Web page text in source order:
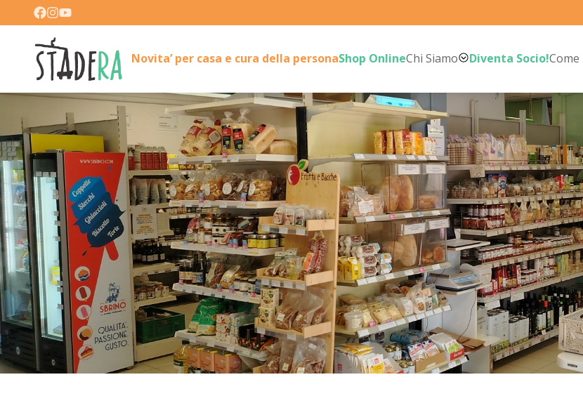
Novita’ per casa e cura della personaShop OnlineChi Siamo Diventa Socio!Come